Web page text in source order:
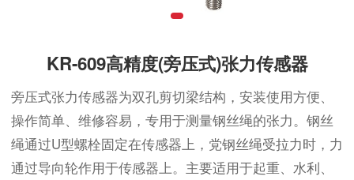
KR-609高精度(旁压式)张力传感器
旁压式张力传感器为双孔剪切梁结构，安装使用方便、
操作简单、维修容易，专用于测量钢丝绳的张力。钢丝
绳通过U型螺栓固定在传感器上，党钢丝绳受拉力时，力
通过导向轮作用于传感器上。主要适用于起重、水利、